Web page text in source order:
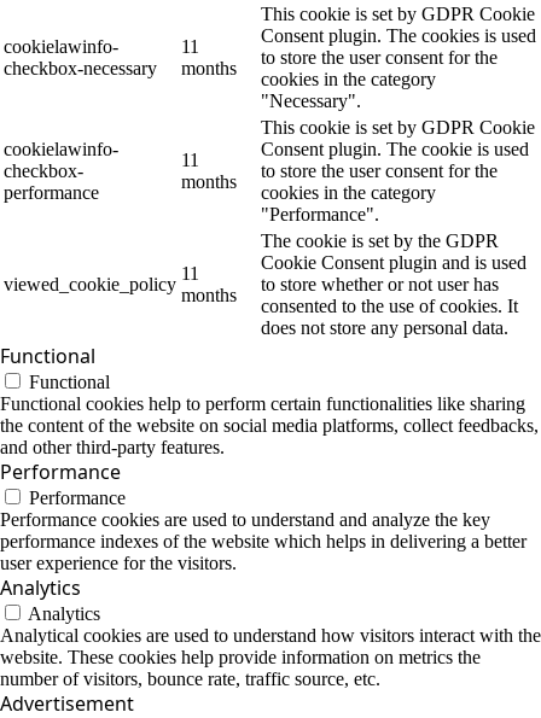
cookielawinfo-
checkbox-necessary
11
months
This cookie is set by GDPR Cookie
Consent plugin. The cookies is used
to store the user consent for the
cookies in the category
"Necessary".
cookielawinfo-
checkbox-
performance
11
months
This cookie is set by GDPR Cookie
Consent plugin. The cookie is used
to store the user consent for the
cookies in the category
"Performance".
viewed_cookie_policy
11
months
The cookie is set by the GDPR
Cookie Consent plugin and is used
to store whether or not user has
consented to the use of cookies. It
does not store any personal data.
Functional
Functional
Functional cookies help to perform certain functionalities like sharing
the content of the website on social media platforms, collect feedbacks,
and other third-party features.
Performance
Performance
Performance cookies are used to understand and analyze the key
performance indexes of the website which helps in delivering a better
user experience for the visitors.
Analytics
Analytics
Analytical cookies are used to understand how visitors interact with the
website. These cookies help provide information on metrics the
number of visitors, bounce rate, traffic source, etc.
Advertisement